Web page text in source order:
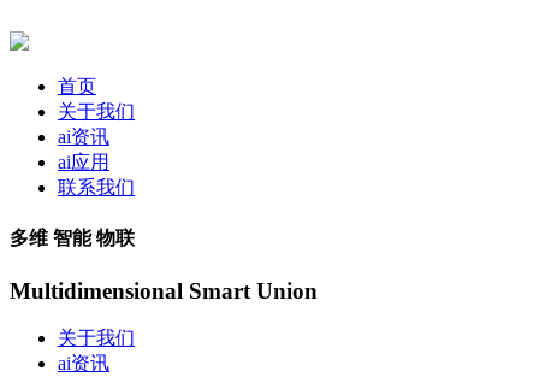
首页
关于我们
ai资讯
ai应用
联系我们
多维 智能 物联
Multidimensional Smart Union
关于我们
ai资讯